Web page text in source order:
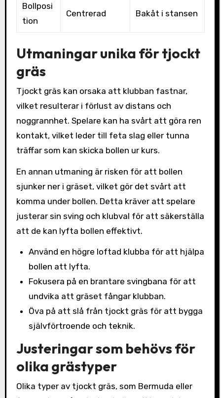
Bollposi
tion
Centrerad Bakåt i stansen
Utmaningar unika för tjockt
gräs
Tjockt gräs kan orsaka att klubban fastnar,
vilket resulterar i förlust av distans och
noggrannhet. Spelare kan ha svårt att göra ren
kontakt, vilket leder till feta slag eller tunna
träffar som kan skicka bollen ur kurs.
En annan utmaning är risken för att bollen
sjunker ner i gräset, vilket gör det svårt att
komma under bollen. Detta kräver att spelare
justerar sin sving och klubval för att säkerställa
att de kan lyfta bollen effektivt.
Använd en högre loftad klubba för att hjälpa
bollen att lyfta.
Fokusera på en brantare svingbana för att
undvika att gräset fångar klubban.
Öva på att slå från tjockt gräs för att bygga
självförtroende och teknik.
Justeringar som behövs för
olika grästyper
Olika typer av tjockt gräs, som Bermuda eller